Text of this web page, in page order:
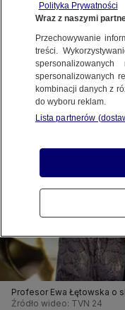
kilka pułapek"
29.09.2017, 22:04
Udostępnij
Profesor Ewa Łętowska o
Źródło wideo: TVN 24
Polityka Prywatności
Wraz z naszymi
Przechowywanie
treści.
spersonalizowanych
kombinacji danych z
do wyboru reklam.
Lista partnerów